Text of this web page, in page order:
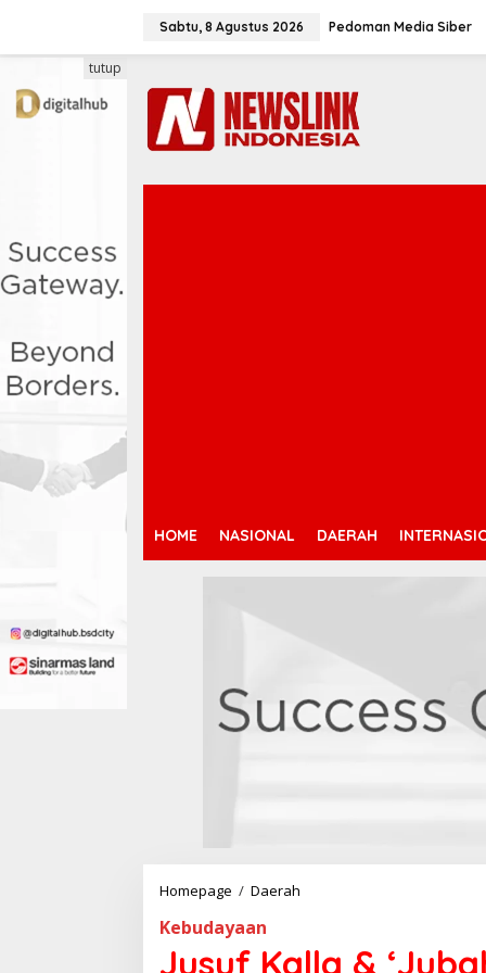
Sabtu, 8 Agustus 2026 Pedoman Media Siber
HOME NASIONAL DAERAH
tutup
Homepage / Daerah
u
Kebudayaan
Jusuf Kalla &